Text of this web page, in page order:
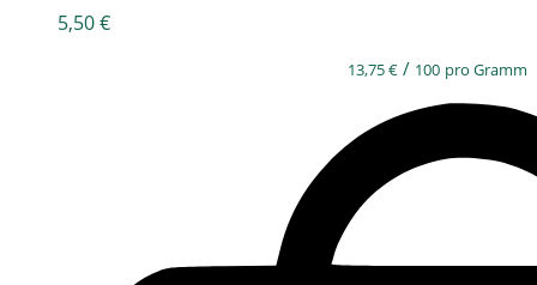
5,50€
13,75€ / 100 pro Gramm